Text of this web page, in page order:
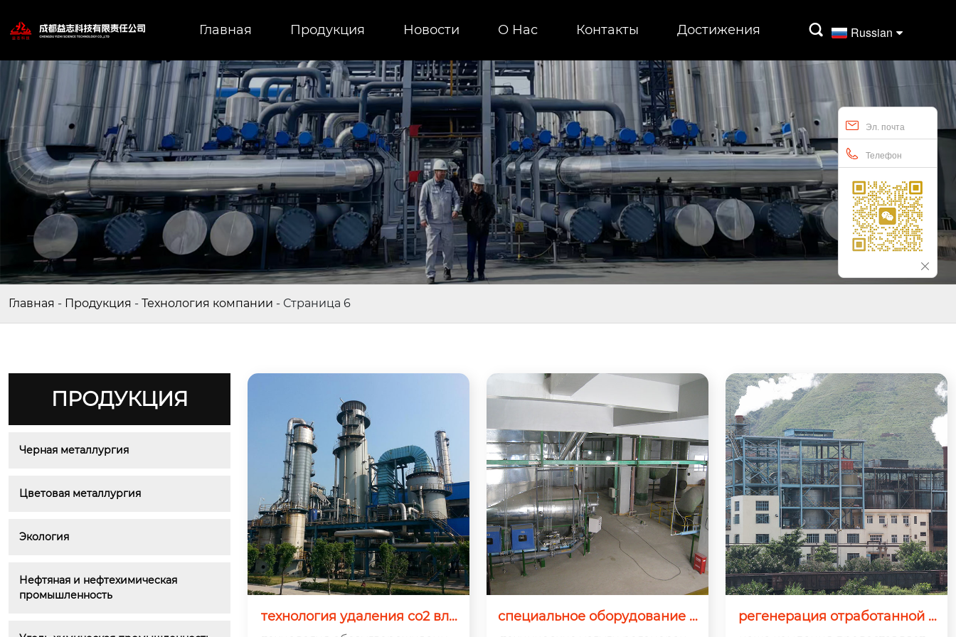
Главная Продукция Новости О Нас Контакты Достижения  Russian
Эл. почта
Телефон
Главная - Продукция - Технология компании - Страница 6
ПРОДУКЦИЯ
Черная металлургия
Цветовая металлургия
Экология
Нефтяная и нефтехимическая
промышленность
технология удаления со2 вла
жным методом
специальное оборудование р
регенерация отработанной к